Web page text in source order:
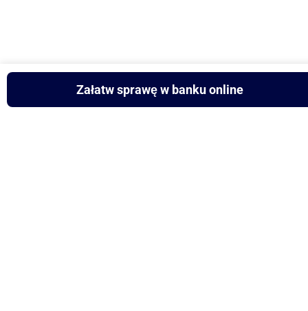
Załatw sprawę w banku online